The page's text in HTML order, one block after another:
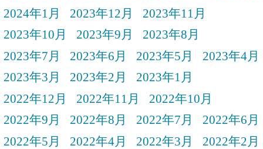
2024年1月
2023年12月
2023年11月
2023年10月
2023年9月
2023年8月
2023年7月
2023年6月 2023年5月
2023年4月
2023年3月
2023年2月
2023年1月
2022年12月
2022年11月
2022年10月
2022年9月
2022年8月 2022年7月
2022年6月
2022年5月
2022年4月 2022年3月
2022年2月